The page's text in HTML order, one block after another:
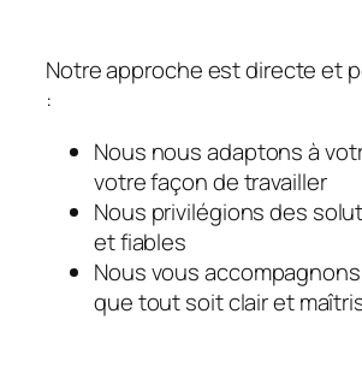
Notre approche est directe et
:
Nous nous adaptons à
votre façon de travailler
Nous privilégions des
et fiables
Nous vous accompagnons
que tout soit clair et